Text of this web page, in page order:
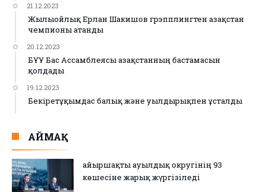
21.12.2023
Жылыойлық Ерлан Шакишов грэпплингтен Қазақстан
чемпионы атанды
20.12.2023
БҰҰ Бас Ассамблеясы Қазақстанның бастамасын
қолдады
19.12.2023
Бекіретұқымдас балық және уылдырықпен ұсталды
АЙМАҚ
Қайыршақты ауылдық округінің 93
көшесіне жарық жүргізіледі